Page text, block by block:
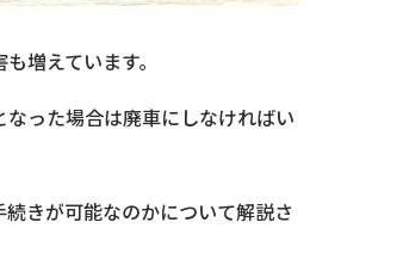
増えています。
った場合は廃車にしなければい
きが可能なのかについて解説さ